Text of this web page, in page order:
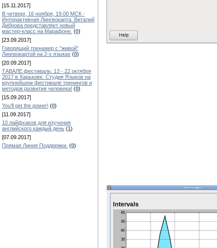
[15.11.2017]
В четверг, 16 ноября, 19.00 МСК -
Интерактивная Лингвокарта. Виталий
Диброва представляет новый
мастер-класс на Марафоне. (0)
[23.09.2017]
Говорящий тренажер с "живой"
Лингвокартой на 2-х языках (0)
[20.09.2017]
ТАВАЛЕ фестиваль: 13 - 22 октября
2017 в Харькове. Студия Языков на
крупнейшем фестивале тренингов и
методов развития человека! (0)
[15.09.2017]
You'll get the power! (0)
[11.09.2017]
10 лайфхаков для изучения
английского каждый день (1)
[07.09.2017]
Прямая Линия Поддержки. (0)